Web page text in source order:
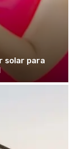
solar para